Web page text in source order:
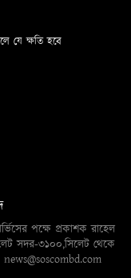
যে ক্ষতি হবে
পক্ষে প্রকাশক রাহেল
সদর-৩১০০,সিলেট থেকে